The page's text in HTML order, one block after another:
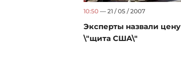
10:50 — 21 / 05 / 2007
Эксперты назвали цену
\"щита США\"